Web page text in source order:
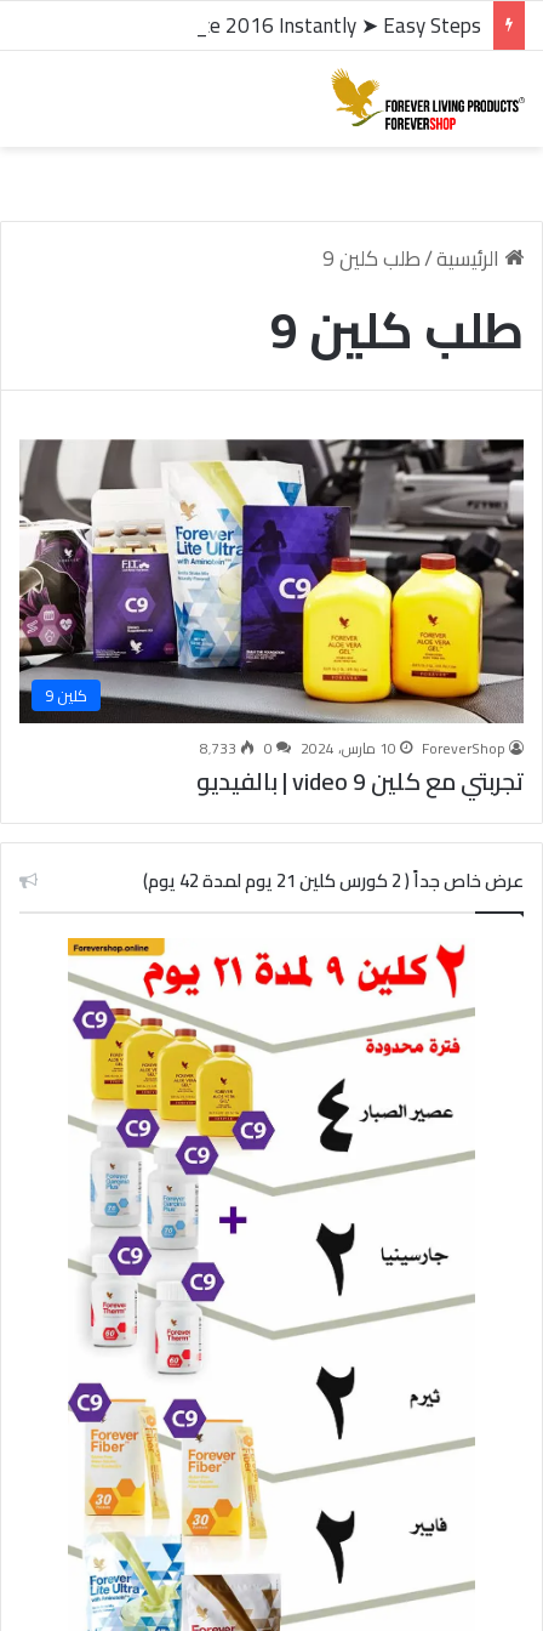
الرئيسية/طلب كلين 9
طلب كلين 9
كلين 9
ForeverShop 10 مارس، 2024 0 8٬733
تجربتي مع كلين 9 video | بالفيديو
عرض خاص جداً ( 2 كورس كلين 21 يوم لمدة 42 يوم)